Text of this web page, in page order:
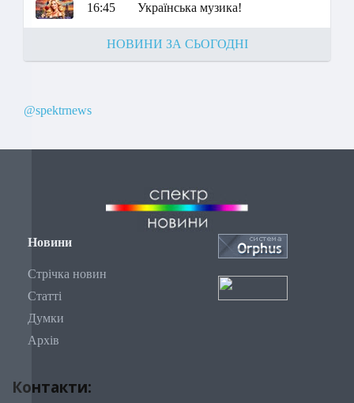
16:45 Українська музика!
НОВИНИ ЗА СЬОГОДНІ
@spektrnews
Новини
Стрічка новин
Статті
Думки
Архів
Контакти: